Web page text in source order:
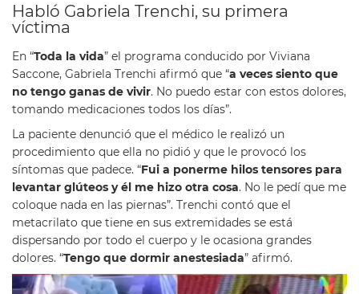
Habló Gabriela Trenchi, su primera
víctima
En “Toda la vida” el programa conducido por Viviana
Saccone, Gabriela Trenchi afirmó que “a veces siento que
no tengo ganas de vivir. No puedo estar con estos dolores,
tomando medicaciones todos los días”.
La paciente denunció que el médico le realizó un
procedimiento que ella no pidió y que le provocó los
síntomas que padece. “Fui a ponerme hilos tensores para
levantar glúteos y él me hizo otra cosa. No le pedí que me
coloque nada en las piernas”. Trenchi contó que el
metacrilato que tiene en sus extremidades se está
dispersando por todo el cuerpo y le ocasiona grandes
dolores. “Tengo que dormir anestesiada” afirmó.